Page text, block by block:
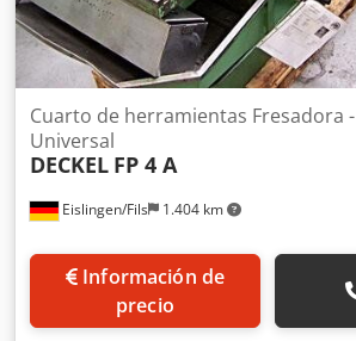
Eislingen/Fils 1.404 km
Cuarto de herramientas Fresadora -
Universal
DECKEL FP 4 A
Información de
precio